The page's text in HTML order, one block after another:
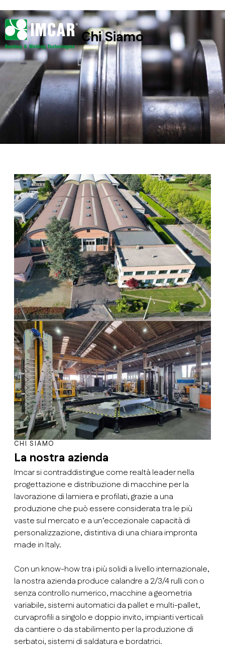
Chi Siamo
CHI SIAMO
La nostra azienda
Imcar si contraddistingue come realtà leader nella
progettazione e distribuzione di macchine per la
lavorazione di lamiera e profilati, grazie a una
produzione che può essere considerata tra le più
vaste sul mercato e a un’eccezionale capacità di
personalizzazione, distintiva di una chiara impronta
made in Italy.
Con un know-how tra i più solidi a livello internazionale,
la nostra azienda produce calandre a 2/3/4 rulli con o
senza controllo numerico, macchine a geometria
variabile, sistemi automatici da pallet e multi-pallet,
curvaprofili a singolo e doppio invito, impianti verticali
da cantiere o da stabilimento per la produzione di
serbatoi, sistemi di saldatura e bordatrici.